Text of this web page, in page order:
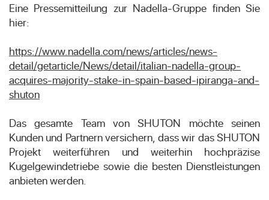
Eine Pressemitteilung zur Nadella-Gruppe finden Sie
hier:
https://www.nadella.com/news/articles/news-
detail/getarticle/News/detail/italian-nadella-group-
acquires-majority-stake-in-spain-based-ipiranga-and-
shuton
Das gesamte Team von SHUTON möchte seinen
Kunden und Partnern versichern, dass wir das SHUTON
Projekt weiterführen und weiterhin hochpräzise
Kugelgewindetriebe sowie die besten Dienstleistungen
anbieten werden.